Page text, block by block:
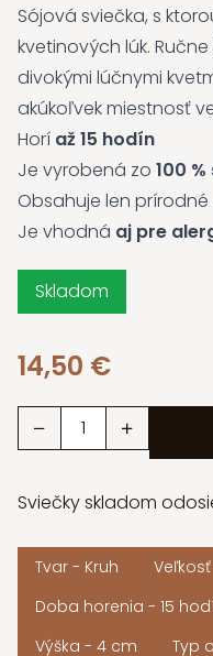
Sójová sviečka, s
kvetinových lúk.
divokými lúčnymi
akúkoľvek miestnosť
Horí až 15 hodín
Je vyrobená zo 100
Obsahuje len prírodné
Je vhodná aj pre
Skladom
14,50 €
množstvo
Sójová
s
kvetmi
malá
Sviečky skladom
Tvar - Kruh
Doba horenia - 15
Výška - 4 cm
Typ